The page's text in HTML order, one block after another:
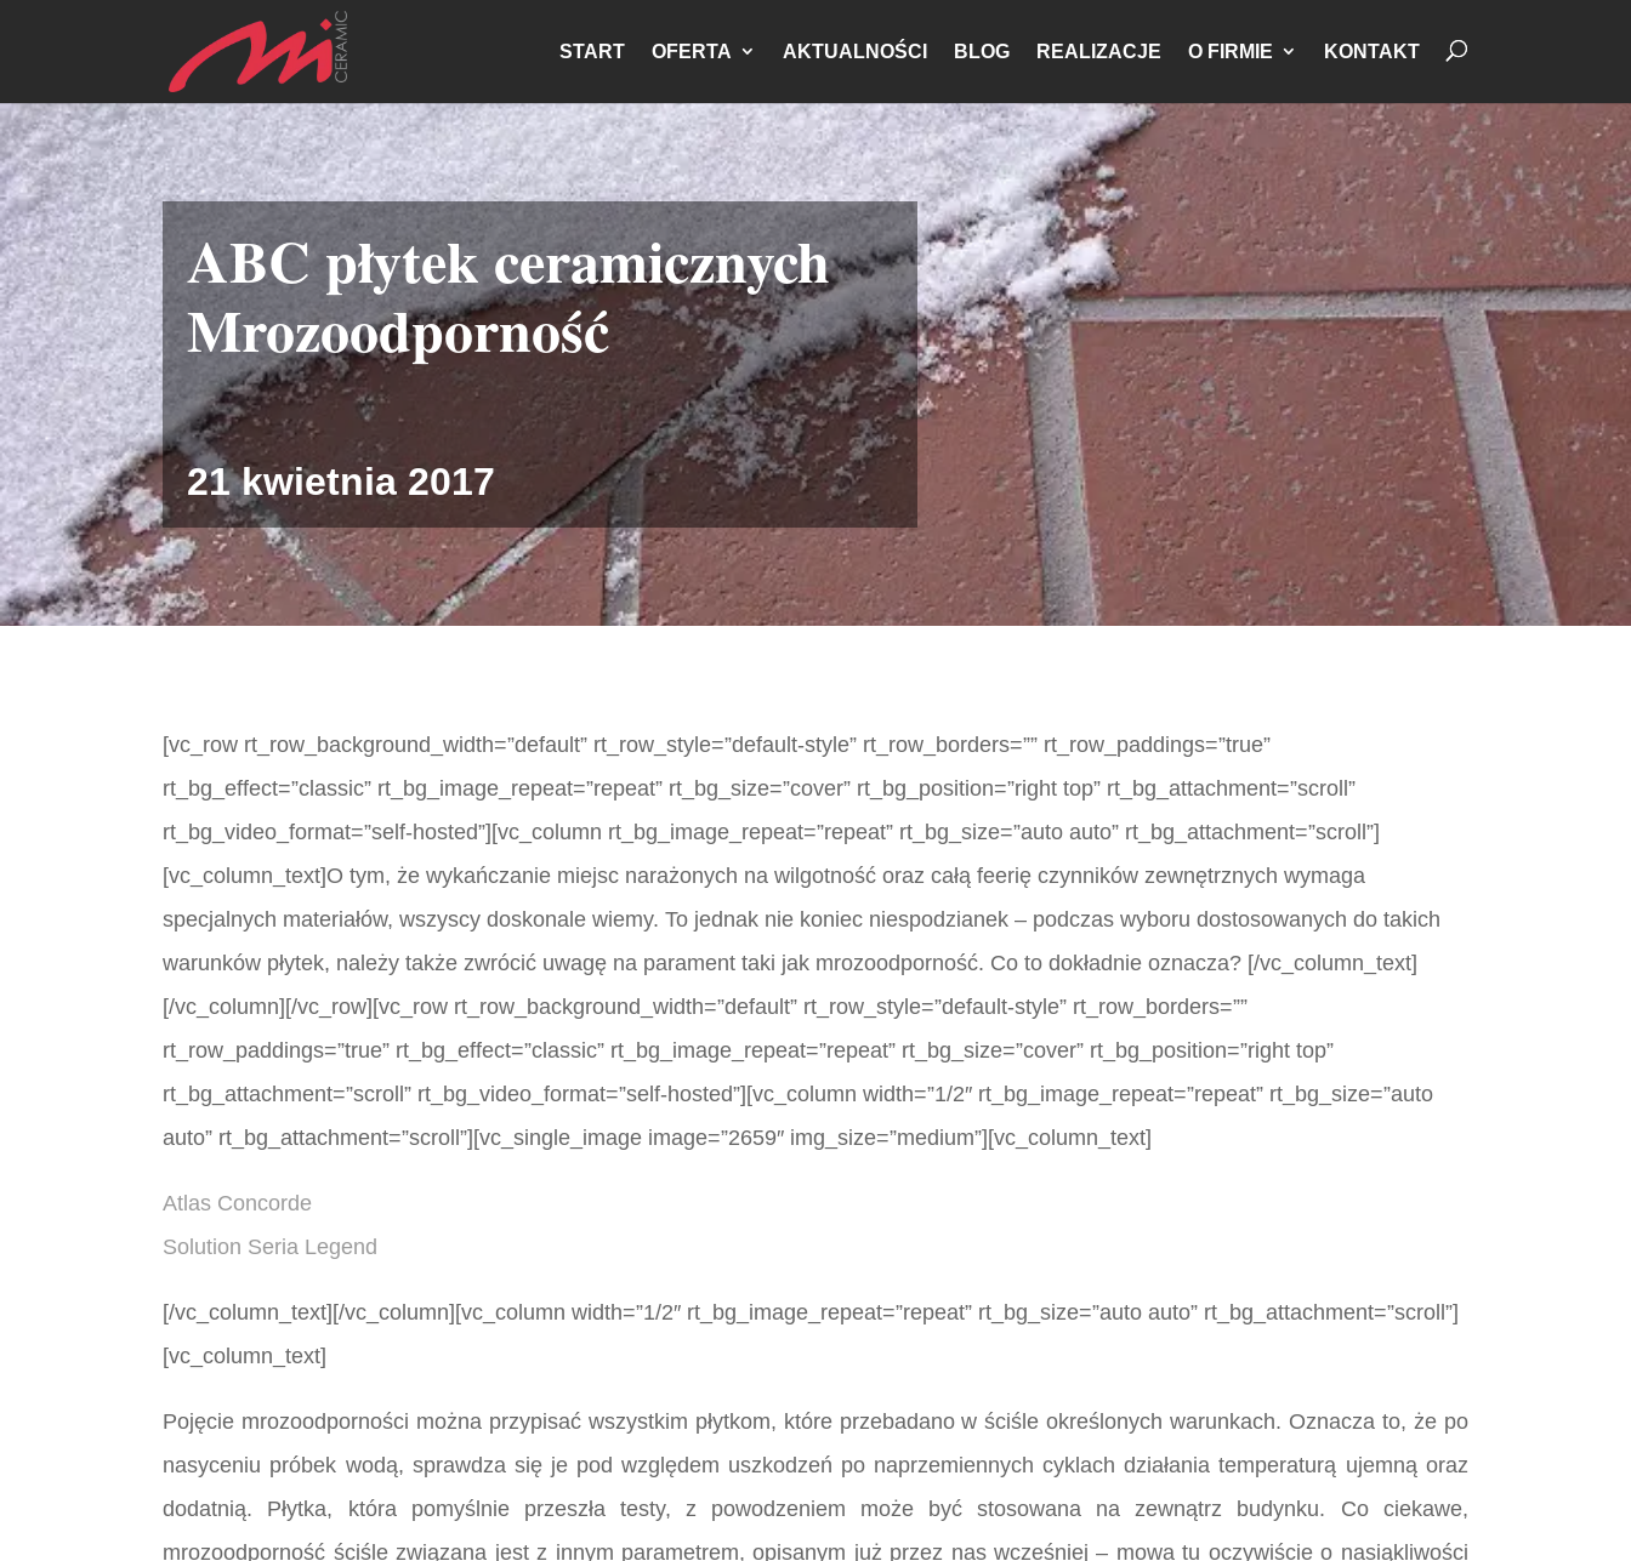
START OFERTA AKTUALNOŚCI BLOG REALIZACJE O FIRMIE KONTAKT
ABC płytek ceramicznych
Mrozoodporność
21 kwietnia 2017
[vc_row rt_row_background_width=”default” rt_row_style=”default-style” rt_row_borders=”” rt_row_paddings=”true”
rt_bg_effect=”classic” rt_bg_image_repeat=”repeat” rt_bg_size=”cover” rt_bg_position=”right top” rt_bg_attachment=”scroll”
rt_bg_video_format=”self-hosted”][vc_column rt_bg_image_repeat=”repeat” rt_bg_size=”auto auto” rt_bg_attachment=”scroll”]
[vc_column_text]O tym, że wykańczanie miejsc narażonych na wilgotność oraz całą feerię czynników zewnętrznych wymaga
specjalnych materiałów, wszyscy doskonale wiemy. To jednak nie koniec niespodzianek – podczas wyboru dostosowanych do takich
warunków płytek, należy także zwrócić uwagę na parament taki jak mrozoodporność. Co to dokładnie oznacza? [/vc_column_text]
[/vc_column][/vc_row][vc_row rt_row_background_width=”default” rt_row_style=”default-style” rt_row_borders=””
rt_row_paddings=”true” rt_bg_effect=”classic” rt_bg_image_repeat=”repeat” rt_bg_size=”cover” rt_bg_position=”right top”
rt_bg_attachment=”scroll” rt_bg_video_format=”self-hosted”][vc_column width=”1/2″ rt_bg_image_repeat=”repeat” rt_bg_size=”auto
auto” rt_bg_attachment=”scroll”][vc_single_image image=”2659″ img_size=”medium”][vc_column_text]
Atlas Concorde
Solution Seria Legend
[/vc_column_text][/vc_column][vc_column width=”1/2″ rt_bg_image_repeat=”repeat” rt_bg_size=”auto auto” rt_bg_attachment=”scroll”]
[vc_column_text]
Pojęcie mrozoodporności można przypisać wszystkim płytkom, które przebadano w ściśle określonych warunkach. Oznacza to, że po
nasyceniu próbek wodą, sprawdza się je pod względem uszkodzeń po naprzemiennych cyklach działania temperaturą ujemną oraz
dodatnią. Płytka, która pomyślnie przeszła testy, z powodzeniem może być stosowana na zewnątrz budynku. Co ciekawe,
mrozoodporność ściśle związana jest z innym parametrem, opisanym już przez nas wcześniej – mowa tu oczywiście o nasiąkliwości